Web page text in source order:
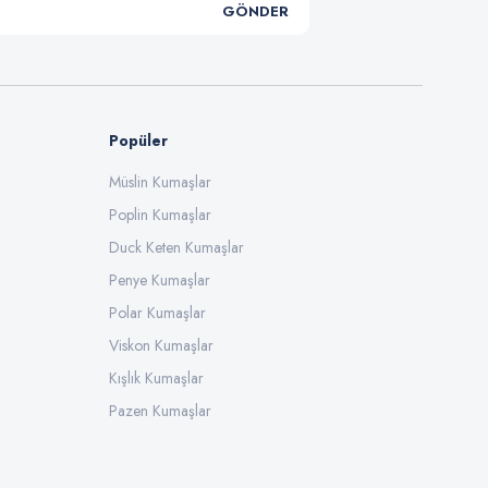
GÖNDER
Popüler
Müslin Kumaşlar
Poplin Kumaşlar
Duck Keten Kumaşlar
Penye Kumaşlar
Polar Kumaşlar
Viskon Kumaşlar
Kışlık Kumaşlar
Pazen Kumaşlar